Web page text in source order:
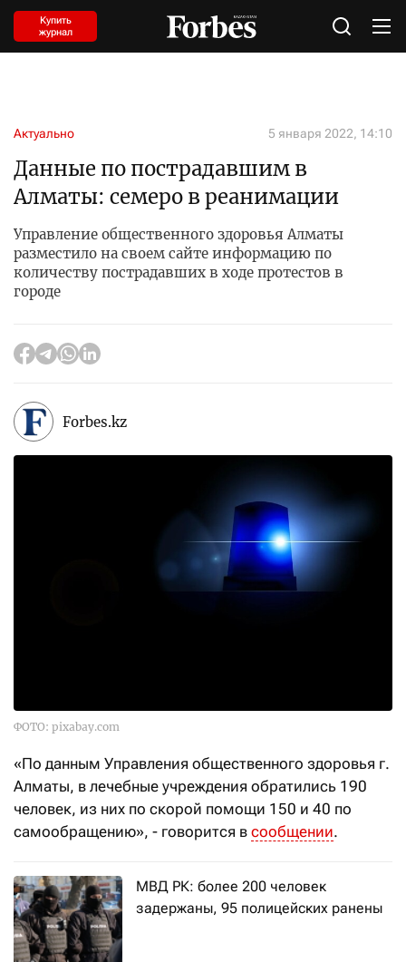
Купить
журнал
Актуально 5 января 2022, 14:10
Данные по пострадавшим в
Алматы: семеро в реанимации
Управление общественного здоровья Алматы
разместило на своем сайте информацию по
количеству пострадавших в ходе протестов в
городе
Forbes.kz
ФОТО: pixabay.com
«По данным Управления общественного здоровья г.
Алматы, в лечебные учреждения обратились 190
человек, из них по скорой помощи 150 и 40 по
самообращению», - говорится в сообщении.
МВД РК: более 200 человек
задержаны, 95 полицейских ранены